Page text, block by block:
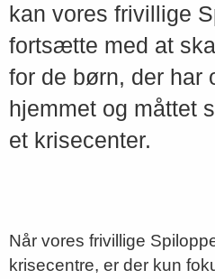
kan vores frivillige
fortsætte med at
for de børn, der har
hjemmet og måttet
et krisecenter.
Når vores frivillige
krisecentre, er der kun